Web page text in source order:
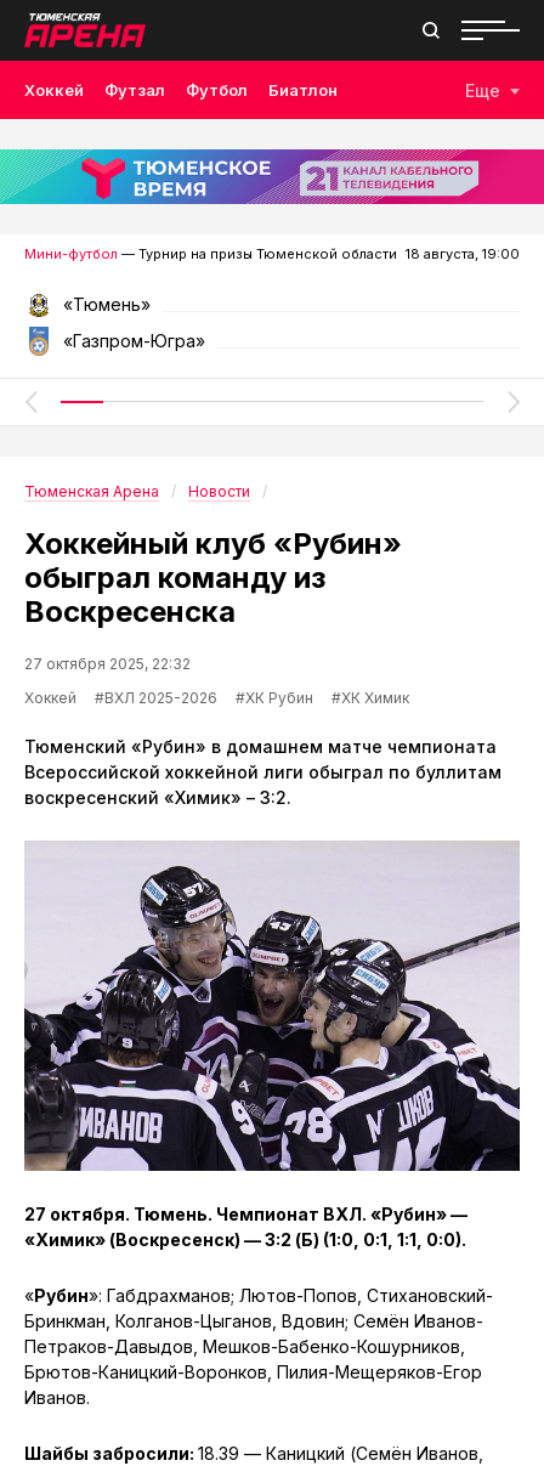
Хоккей Футзал Футбол Биатлон
Лыжные гонки Волейбол Плавание Дзюдо
Скалолазание Велоспорт Бокс
Еще
Мини-футбол — Турнир на призы Тюменской области 18 августа, 19:00
«Тюмень»
«Газпром-Югра»
Тюменская Арена Новости
Хоккейный клуб «Рубин»
обыграл команду из
Воскресенска
27 октября 2025, 22:32
Хоккей
#ВХЛ 2025-2026 #ХК Рубин #ХК Химик
Тюменский «Рубин» в домашнем матче чемпионата
Всероссийской хоккейной лиги обыграл по буллитам
воскресенский «Химик» – 3:2.
27 октября. Тюмень. Чемпионат ВХЛ. «Рубин» —
«Химик» (Воскресенск) — 3:2 (Б) (1:0, 0:1, 1:1, 0:0).
«Рубин»: Габдрахманов; Лютов-Попов, Стихановский-
Бринкман, Колганов-Цыганов, Вдовин; Семён Иванов-
Петраков-Давыдов, Мешков-Бабенко-Кошурников,
Брютов-Каницкий-Воронков, Пилия-Мещеряков-Егор
Иванов.
Шайбы забросили: 18.39 — Каницкий (Семён Иванов,